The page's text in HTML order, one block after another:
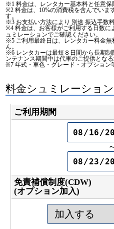
※1 料金は、レンタカー基本料と任意保
※2 料金は、10%の消費税を含んでいま
す。
※3 お支払い方法により 別途 振込手数
※4 料金は、お客様がご利用する日数に
ュミレーションでご確認ください。
※5 ご利用最終日は、レンタカー料金
ん。
※6 レンタカーは最短８日間から長期
ンテナンス期間中は代車のご提供となる
※7 年式・車色・グレード・オプション
料金シュミレーション
ご利用期間
免責補償制度(CDW)
(オプション加入)